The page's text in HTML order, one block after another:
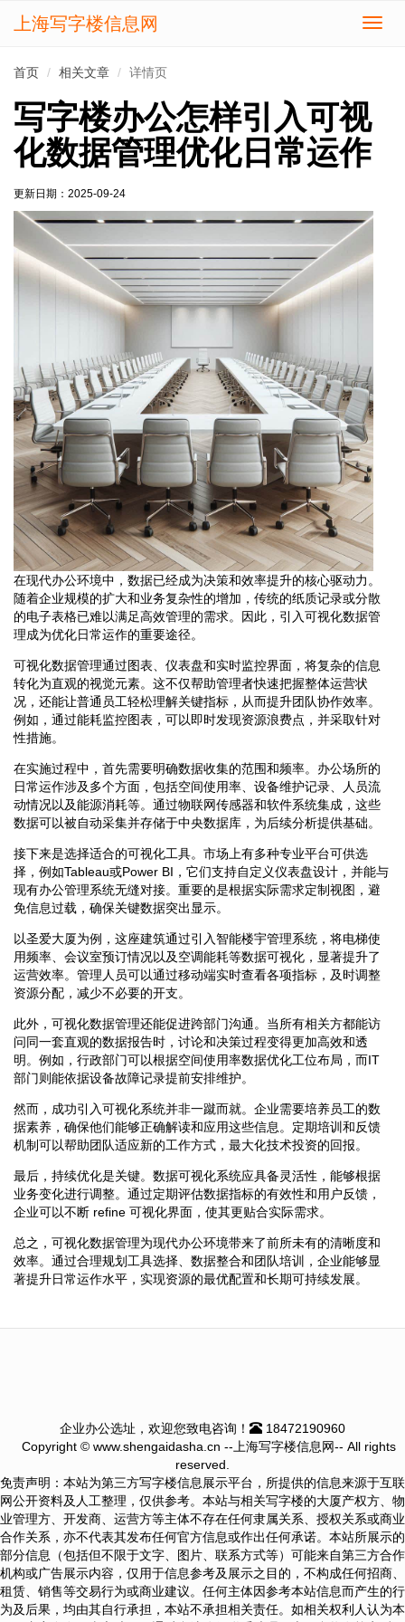
切
上海写字楼信息网
首页 相关文章 详情页
写字楼办公怎样引入可视
化数据管理优化日常运作
更新日期： 2025-09-24
在现代办公环境中，数据已经成为决策和效率提升的核心驱动力。
随着企业规模的扩大和业务复杂性的增加，传统的纸质记录或分散
的电子表格已难以满足高效管理的需求。因此，引入可视化数据管
理成为优化日常运作的重要途径。
可视化数据管理通过图表、仪表盘和实时监控界面，将复杂的信息
转化为直观的视觉元素。这不仅帮助管理者快速把握整体运营状
况，还能让普通员工轻松理解关键指标，从而提升团队协作效率。
例如，通过能耗监控图表，可以即时发现资源浪费点，并采取针对
性措施。
在实施过程中，首先需要明确数据收集的范围和频率。办公场所的
日常运作涉及多个方面，包括空间使用率、设备维护记录、人员流
动情况以及能源消耗等。通过物联网传感器和软件系统集成，这些
数据可以被自动采集并存储于中央数据库，为后续分析提供基础。
接下来是选择适合的可视化工具。市场上有多种专业平台可供选
择，例如Tableau或Power BI，它们支持自定义仪表盘设计，并能与
现有办公管理系统无缝对接。重要的是根据实际需求定制视图，避
免信息过载，确保关键数据突出显示。
以圣爱大厦为例，这座建筑通过引入智能楼宇管理系统，将电梯使
用频率、会议室预订情况以及空调能耗等数据可视化，显著提升了
运营效率。管理人员可以通过移动端实时查看各项指标，及时调整
资源分配，减少不必要的开支。
此外，可视化数据管理还能促进跨部门沟通。当所有相关方都能访
问同一套直观的数据报告时，讨论和决策过程变得更加高效和透
明。例如，行政部门可以根据空间使用率数据优化工位布局，而IT
部门则能依据设备故障记录提前安排维护。
然而，成功引入可视化系统并非一蹴而就。企业需要培养员工的数
据素养，确保他们能够正确解读和应用这些信息。定期培训和反馈
机制可以帮助团队适应新的工作方式，最大化技术投资的回报。
最后，持续优化是关键。数据可视化系统应具备灵活性，能够根据
业务变化进行调整。通过定期评估数据指标的有效性和用户反馈，
企业可以不断 refine 可视化界面，使其更贴合实际需求。
总之，可视化数据管理为现代办公环境带来了前所未有的清晰度和
效率。通过合理规划工具选择、数据整合和团队培训，企业能够显
著提升日常运作水平，实现资源的最优配置和长期可持续发展。
企业办公选址，欢迎您致电咨询！
18472190960
Copyright © www.shengaidasha.cn --上海写字楼信息网-- All rights
reserved.
免责声明：本站为第三方写字楼信息展示平台，所提供的信息来源于互联
网公开资料及人工整理，仅供参考。本站与相关写字楼的大厦产权方、物
业管理方、开发商、运营方等主体不存在任何隶属关系、授权关系或商业
合作关系，亦不代表其发布任何官方信息或作出任何承诺。本站所展示的
部分信息（包括但不限于文字、图片、联系方式等）可能来自第三方合作
机构或广告展示内容，仅用于信息参考及展示之目的，不构成任何招商、
租赁、销售等交易行为或商业建议。任何主体因参考本站信息而产生的行
为及后果，均由其自行承担，本站不承担相关责任。如相关权利人认为本